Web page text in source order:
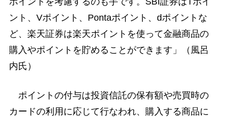
ント、Vポイント、Pontaポイント、dポイントな
ど、楽天証券は楽天ポイントを使って金融商品の
購入やポイントを貯めることができます」（風呂
内氏）
ポイントの付与は投資信託の保有額や売買時の
カードの利用に応じて行なわれ、購入する商品に